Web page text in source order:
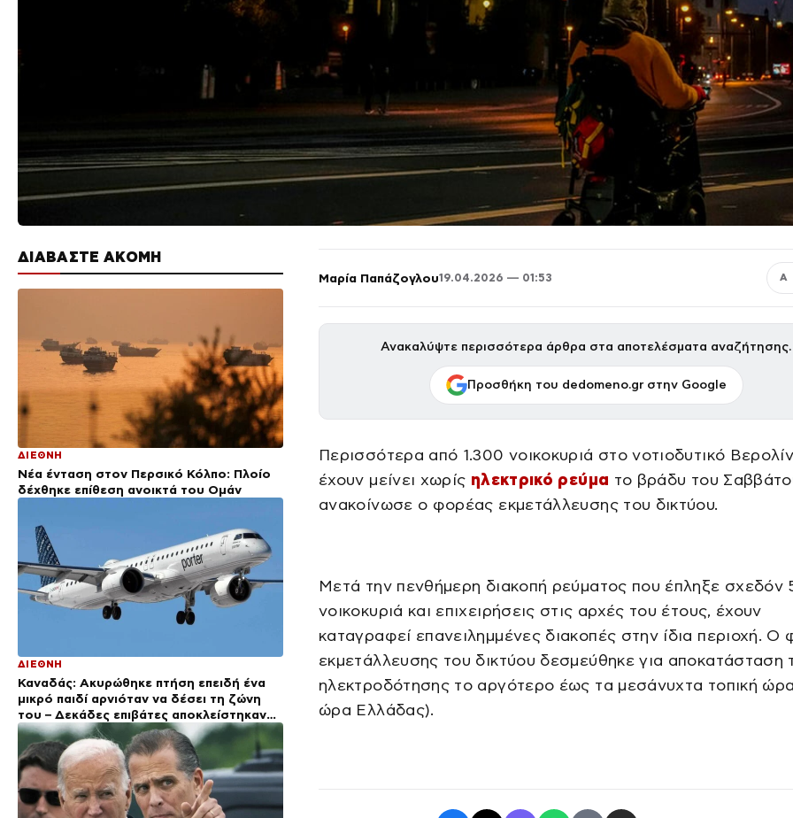
ΔΙΑΒΑΣΤΕ ΑΚΟΜΗ
ΔΙΕΘΝΗ
Νέα ένταση στον Περσικό Κόλπο: Πλοίο
δέχθηκε επίθεση ανοικτά του Ομάν
ΔΙΕΘΝΗ
Καναδάς: Ακυρώθηκε πτήση επειδή ένα
μικρό παιδί αρνιόταν να δέσει τη ζώνη
του – Δεκάδες επιβάτες αποκλείστηκαν
στο αεροδρόμιο
Μαρία Παπάζογλου19.04.2026 — 01:53 Α
Ανακαλύψτε περισσότερα άρθρα στα αποτελέσματα αναζήτησης.
Προσθήκη του dedomeno.gr στην Google
Περισσότερα από 1.300 νοικοκυριά στο νοτιοδυτικό
έχουν μείνει χωρίς ηλεκτρικό ρεύμα το βράδυ του
ανακοίνωσε ο φορέας εκμετάλλευσης του δικτύου.
Μετά την πενθήμερη διακοπή ρεύματος που έπληξε σχεδόν
νοικοκυριά και επιχειρήσεις στις αρχές του έτους, έχουν
καταγραφεί επανειλημμένες διακοπές στην ίδια περιοχή. Ο
εκμετάλλευσης του δικτύου δεσμεύθηκε για αποκατάσταση
ηλεκτροδότησης το αργότερο έως τα μεσάνυχτα τοπική
ώρα Ελλάδας).